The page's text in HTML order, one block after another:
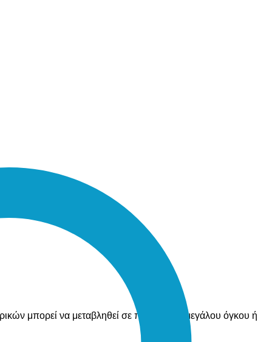
μπορεί να μεταβληθεί σε περίπτωση μεγάλου όγκου ή